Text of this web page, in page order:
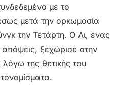
με το
μετά την ορκωμοσία
την Τετάρτη. Ο Λι, ένας
απόψεις, ξεχώρισε στην
της θετικής του